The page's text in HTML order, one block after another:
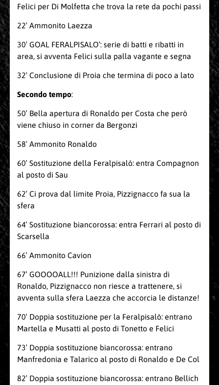
Felici per Di Molfetta che trova la rete da pochi passi
22′ Ammonito Laezza
30′ GOAL FERALPISALO’: serie di batti e ribatti in
area, si avventa Felici sulla palla vagante e segna
32′ Conclusione di Proia che termina di poco a lato
Secondo tempo:
50′ Bella apertura di Ronaldo per Costa che però
viene chiuso in corner da Bergonzi
58′ Ammonito Ronaldo
60′ Sostituzione della Feralpisalò: entra Compagnon
al posto di Sau
62′ Ci prova dal limite Proia, Pizzignacco fa sua la
sfera
64′ Sostituzione biancorossa: entra Ferrari al posto di
Scarsella
66′ Ammonito Cavion
67′ GOOOOALL!!! Punizione dalla sinistra di
Ronaldo, Pizzignacco non riesce a trattenere, si
avventa sulla sfera Laezza che accorcia le distanze!
70′ Doppia sostituzione per la Feralpisalò: entrano
Martella e Musatti al posto di Tonetto e Felici
73′ Doppia sostituzione biancorossa: entrano
Manfredonia e Talarico al posto di Ronaldo e De Col
82′ Doppia sostituzione biancorossa: entrano Bellich